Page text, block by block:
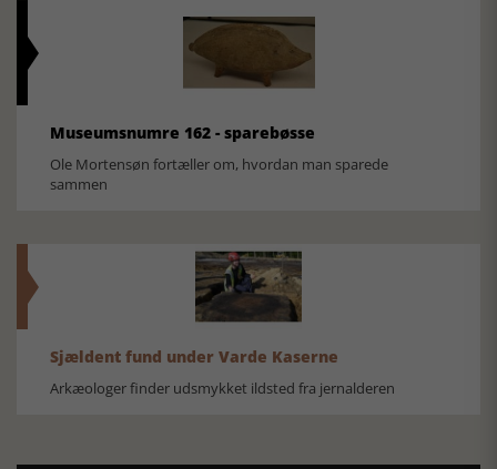
Museumsnumre 162 - sparebøsse
Ole Mortensøn fortæller om, hvordan man sparede
sammen
Sjældent fund under Varde Kaserne
Arkæologer finder udsmykket ildsted fra jernalderen